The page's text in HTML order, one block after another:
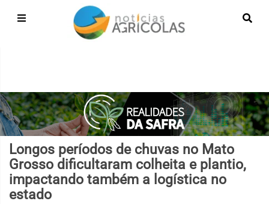
Longos períodos de chuvas no Mato
Grosso dificultaram colheita e plantio,
impactando também a logística no
estado